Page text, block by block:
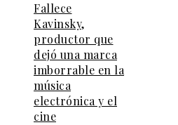
Fallece
Kavinsky,
productor que
dejó una marca
imborrable en la
música
electrónica y el
cine